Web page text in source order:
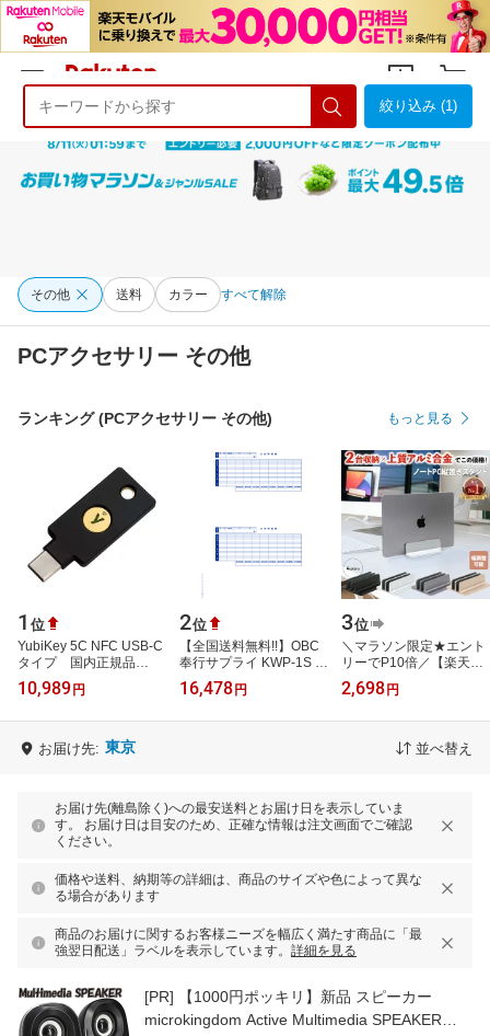
ようこそ 楽天市場へ ログイン
絞り込み (1)
その他 送料 カラー すべて解除
PCアクセサリー その他
ランキング (PCアクセサリー その他) もっと見る
1 位
YubiKey 5C NFC USB-C
タイプ 国内正規品
YubiKey 5シリーズ
5060408462331 .B 簡単
10,989 円
2位
【全国送料無料!!】OBC
奉行サプライ KWP-1S 支
給明細書 パックシール付
給与奉行労基対応
16,478 円
3位
＼マラソン限定★エント
リーでP10倍／【楽天1
位】 ノートパソコン ス
タンド 縦置き 2台収納
2,698 円
お届け先: 東京 並べ替え
お届け先(離島除く)への最安送料とお届け日を表示していま
す。 お届け日は目安のため、正確な情報は注文画面でご確認
ください。
価格や送料、納期等の詳細は、商品のサイズや色によって異な
る場合があります
商品のお届けに関するお客様ニーズを幅広く満たす商品に「最
強翌日配送」ラベルを表示しています。 詳細を見る
[PR]
【1000円ポッキリ】新品 スピーカー
microkingdom Active Multimedia SPEAKER